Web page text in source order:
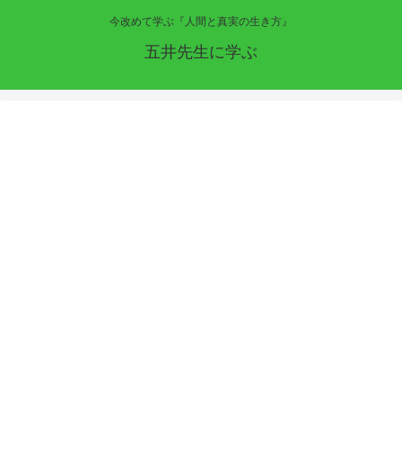
今改めて学ぶ『人間と真実の生き方』
五井先生に学ぶ